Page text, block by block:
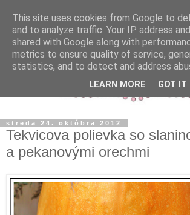
streda 24. októbra 2012
Tekvicova polievka so
a pekanovými orechmi
This site uses cookies from Google to
and to analyze traffic. Your IP address
shared with Google along with
metrics to ensure quality of service,
statistics, and to detect and address
LEARN MORE GOT IT